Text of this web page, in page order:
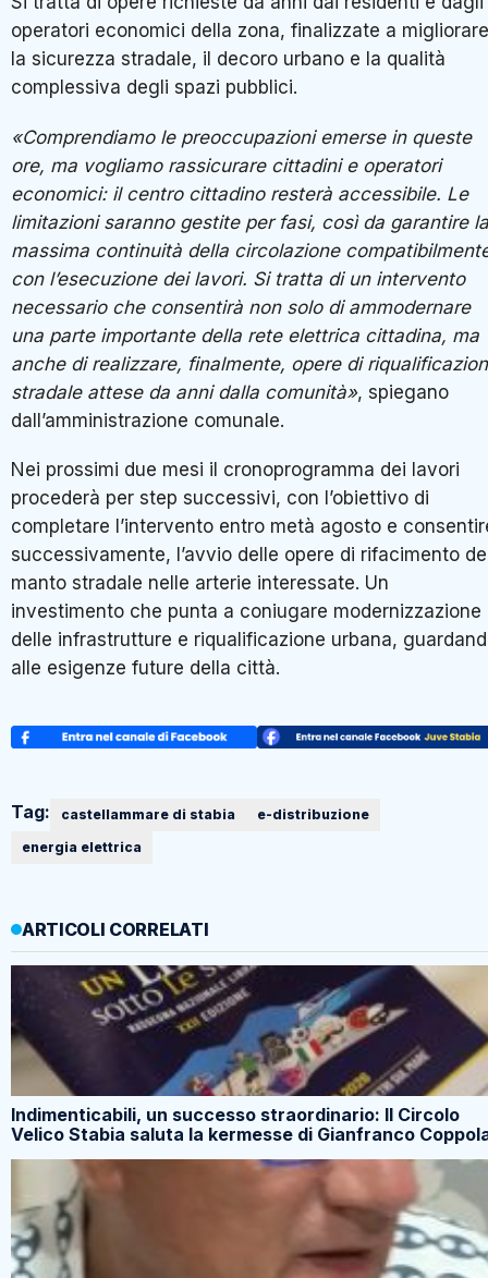
operatori economici della zona, finalizzate a migliorare
la sicurezza stradale, il decoro urbano e la qualità
complessiva degli spazi pubblici.
«Comprendiamo le preoccupazioni emerse in queste
ore, ma vogliamo rassicurare cittadini e operatori
economici: il centro cittadino resterà accessibile. Le
limitazioni saranno gestite per fasi, così da garantire la
massima continuità della circolazione
con l’esecuzione dei lavori. Si tratta di un intervento
necessario che consentirà non solo di ammodernare
una parte importante della rete elettrica cittadina, ma
anche di realizzare, finalmente, opere di
stradale attese da anni dalla comunità», spiegano
dall’amministrazione comunale.
Nei prossimi due mesi il cronoprogramma dei lavori
procederà per step successivi, con l’obiettivo di
completare l’intervento entro metà agosto e
successivamente, l’avvio delle opere di rifacimento
manto stradale nelle arterie interessate. Un
investimento che punta a coniugare modernizzazione
delle infrastrutture e riqualificazione urbana,
alle esigenze future della città.
Tag: castellammare di stabia
e-distribuzione
energia elettrica
ARTICOLI CORRELATI
Indimenticabili, un successo straordinario: Il Circolo
Velico Stabia saluta la kermesse di Gianfranco